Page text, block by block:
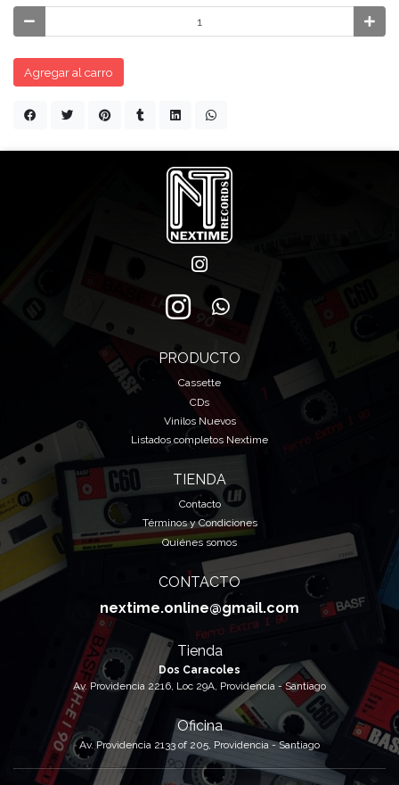
Agregar al carro
PRODUCTO
Cassette
CDs
Vinilos Nuevos
Listados completos Nextime
TIENDA
Contacto
Términos y Condiciones
Quiénes somos
CONTACTO
nextime.online@gmail.com
Tienda
Dos Caracoles
Av. Providencia 2216, Loc 29A, Providencia - Santiago
Oficina
Av. Providencia 2133 of 205, Providencia - Santiago